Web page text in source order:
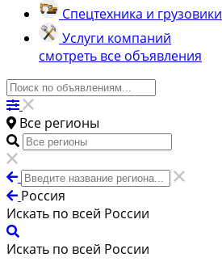
Спецтехника и грузовики
Услуги компаний
смотреть все объявления
Все регионы
Россия
Искать по всей России
Искать по всей России